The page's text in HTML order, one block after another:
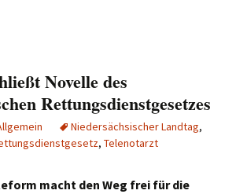
Novelle des
Rettungsdienstgesetzes
Niedersächsischer Landtag,
, Telenotarzt
macht den Weg frei für die